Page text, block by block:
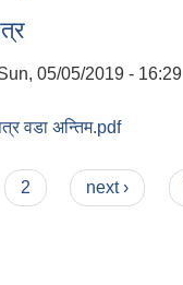
05/05/2019 - 16:29
वडा अन्तिम.pdf
2 next ›